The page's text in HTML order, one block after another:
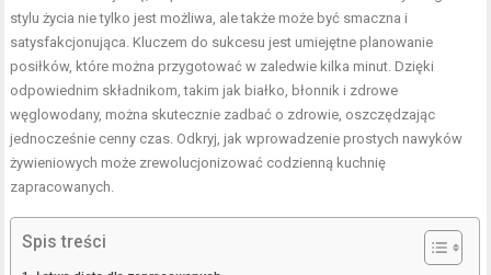
stylu życia nie tylko jest możliwa, ale także może być smaczna i
satysfakcjonująca. Kluczem do sukcesu jest umiejętne planowanie
posiłków, które można przygotować w zaledwie kilka minut. Dzięki
odpowiednim składnikom, takim jak białko, błonnik i zdrowe
węglowodany, można skutecznie zadbać o zdrowie, oszczędzając
jednocześnie cenny czas. Odkryj, jak wprowadzenie prostych nawyków
żywieniowych może zrewolucjonizować codzienną kuchnię
zapracowanych.
Spis treści